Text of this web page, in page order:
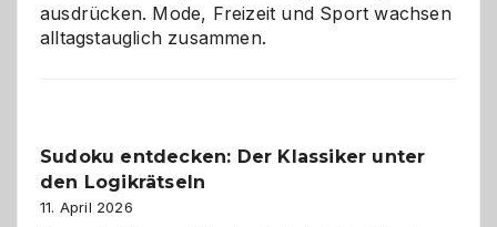
ausdrücken. Mode, Freizeit und Sport wachsen
alltagstauglich zusammen.
Sudoku entdecken: Der Klassiker unter
den Logikrätseln
11. April 2026